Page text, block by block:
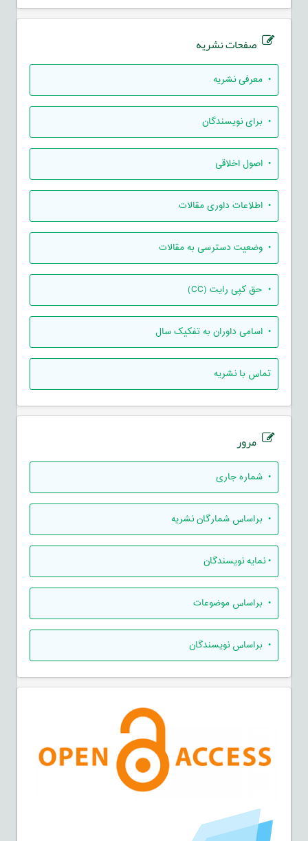
صفحات نشریه
• معرفی نشریه
• برای نویسندگان
• اصول اخلاقی
• اطلاعات داوری مقالات
• وضعیت دسترسی به مقالات
• حق کپی رایت (CC)
• اسامی داوران به تفکیک سال
تماس با نشریه
مرور
• شماره جاری
• براساس شمارگان نشریه
•نمایه نویسندگان
• براساس موضوعات
• براساس نویسندگان